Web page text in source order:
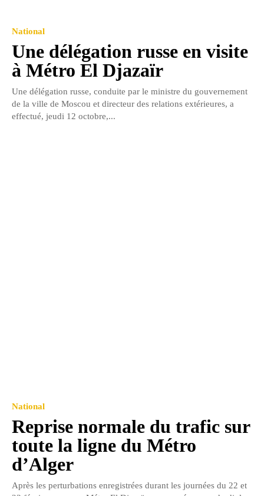
National
Une délégation russe en visite
à Métro El Djazaïr
Une délégation russe, conduite par le ministre du gouvernement
de la ville de Moscou et directeur des relations extérieures, a
effectué, jeudi 12 octobre,...
National
Reprise normale du trafic sur
toute la ligne du Métro
d’Alger
Après les perturbations enregistrées durant les journées du 22 et